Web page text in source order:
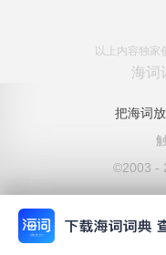
以上内容独家
海词
把海词
©2003 -